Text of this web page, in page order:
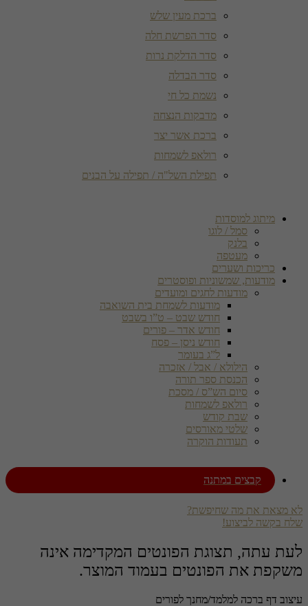
ברכת מעין שלש
סדר הפרשת חלה
סדר הדלקת נרות
סדר הבדלה
נשמת כל חי
מדבקות הנצחה
ברכת אשר יצר
רולאפ לשמחות
תפילת השל"ה / תפילה על הבנים
מיתוג למוסדות
סמל / לוגו
בלנק
מעטפה
כריכות ושערים
מודעות, שמשוניות ופוסטרים
מודעות לחגים ומועדים
מודעות לשמחת בית השואבה
חודש שבט – ט”ו בשבט
חודש אדר – פורים
חודש ניסן – פסח
ל”ג בעומר
הילולא / אבל / אזכרה
הכנסת ספר תורה
סיום הש”ס / מסכת
רולאפ לשמחות
שבת קודש
שלטי מאורסים
תעודות הוקרה
קבצים במתנה
לא מצאת את מה שחיפשת?
שלח בקשה לביצוע!
לעת עתה, תצוגת הפונטים המקדימה אינה
משקפת את הפונטים בעמוד המוצר.
עיצוב דף ברכה למלמד/מחנך לפורים